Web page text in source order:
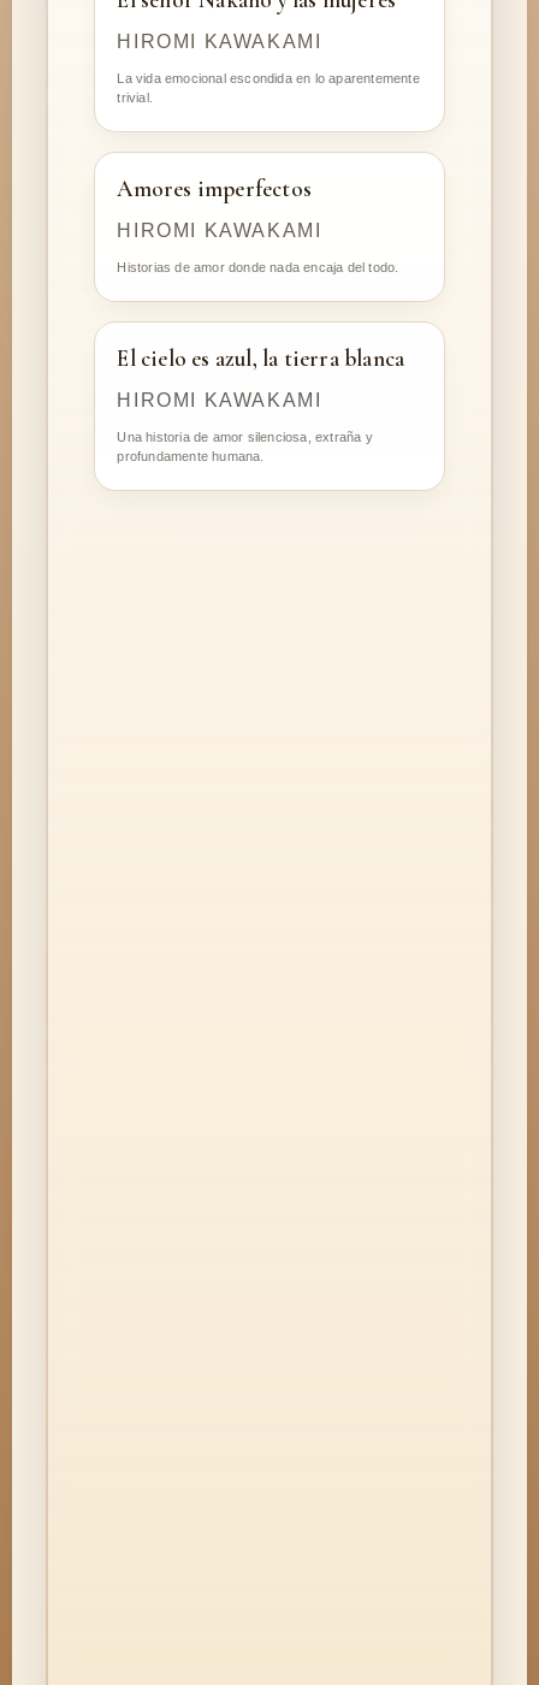
HIROMI KAWAKAMI
La vida emocional escondida en lo aparentemente
trivial.
Amores imperfectos
HIROMI KAWAKAMI
Historias de amor donde nada encaja del todo.
El cielo es azul, la tierra blanca
HIROMI KAWAKAMI
Una historia de amor silenciosa, extraña y
profundamente humana.